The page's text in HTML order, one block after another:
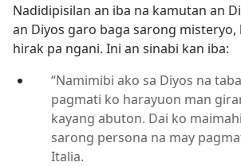
Nadidipisilan an iba na kamutan an
an Diyos garo baga sarong misteryo,
hirak pa ngani. Ini an sinabi kan iba:
“Namimibi ako sa Diyos na
pagmati ko harayuon man
kayang abuton. Dai ko
sarong persona na may
Italia.